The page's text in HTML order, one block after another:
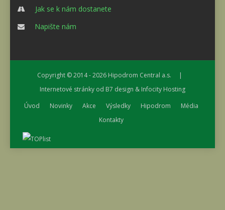
Jak se k nám dostanete
Napište nám
Copyright © 2014 - 2026 Hipodrom Central a.s. |
Internetové stránky od B7 design & Infocity Hosting
Úvod
Novinky Akce Výsledky Hipodrom
Média
Kontakty